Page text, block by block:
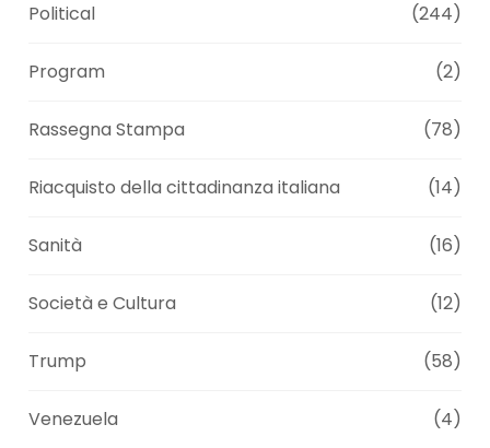
Political (244)
Program (2)
Rassegna Stampa (78)
Riacquisto della cittadinanza italiana (14)
Sanità (16)
Società e Cultura (12)
Trump (58)
Venezuela (4)